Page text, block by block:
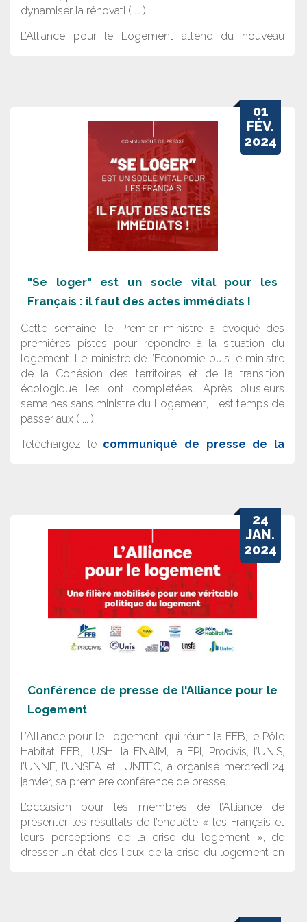
dynamiser la rénovati ( ... )
L’Alliance pour le Logement attend du nouveau
accompagner les particuliers qui souhaitent acquérir
communiqué de presse de l'Alliance
01
FÉV.
2024
"Se loger" est un socle vital pour les
Français : il faut des actes immédiats !
Cette semaine, le Premier ministre a évoqué des
premières pistes pour répondre à la situation du
logement. Le ministre de l’Economie puis le ministre
de la Cohésion des territoires et de la transition
écologique les ont complétées. Après plusieurs
semaines sans ministre du Logement, il est temps de
passer aux ( ... )
Téléchargez le communiqué de presse de la
24
JAN.
2024
Conférence de presse de l'Alliance pour le
Logement
L’Alliance pour le Logement, qui réunit la FFB, le Pôle
Habitat FFB, l’USH, la FNAIM, la FPI, Procivis, l’UNIS,
l’UNNE, l’UNSFA et l’UNTEC, a organisé mercredi 24
janvier, sa première conférence de presse.
L’occasion pour les membres de l’Alliance de
présenter les résultats de l’enquête « les Français et
leurs perceptions de la crise du logement », de
dresser un état des lieux de la crise du logement en